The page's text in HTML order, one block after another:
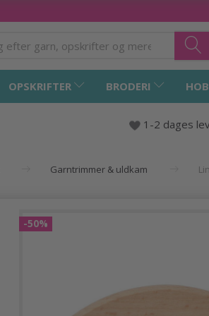
OPSKRIFTER BRODERI
1-2 dages
Garntrimmer & uldkam
-50%